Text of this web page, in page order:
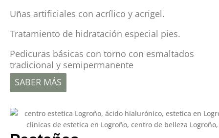
Uñas artificiales con acrílico y acrigel.
Tratamiento de hidratación especial pies.
Pedicuras básicas con torno con esmaltados
tradicional y semipermanente
SABER MÁS